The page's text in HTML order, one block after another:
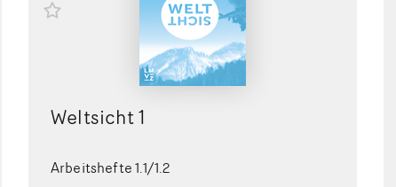
Weltsicht 1
Arbeitshefte 1.1/1.2